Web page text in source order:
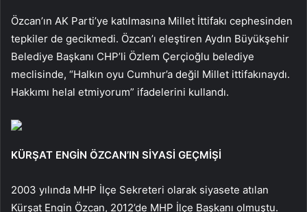
Özcan’ın AK Parti’ye katılmasına Millet İttifakı cephesinden
tepkiler de gecikmedi. Özcan’ı eleştiren Aydın Büyükşehir
Belediye Başkanı CHP’li Özlem Çerçioğlu belediye
meclisinde, “Halkın oyu Cumhur’a değil Millet ittifakınaydı.
Hakkımı helal etmiyorum” ifadelerini kullandı.
KÜRŞAT ENGİN ÖZCAN’IN SİYASİ GEÇMİŞİ
2003 yılında MHP İlçe Sekreteri olarak siyasete atılan
Kürşat Engin Özcan, 2012’de MHP İlçe Başkanı olmuştu.